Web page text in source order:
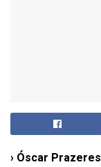
› Óscar Prazeres